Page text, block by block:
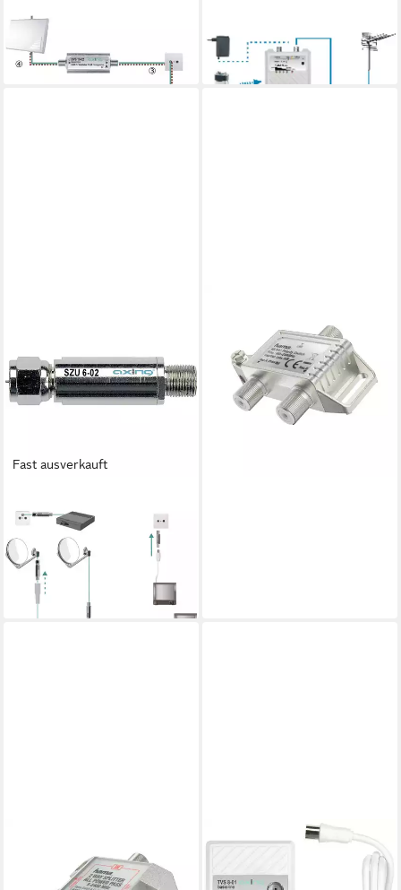
Verstärker BVS 10-02
16,89 €
lieferbar - in 2-3 Werktagen bei dir
ab 29,70 €
lieferbar - in 2-3 Werktagen bei dir
Fast ausverkauft
SAT-Verteiler Axing SZU 6-
02 Überspannungsschutz 1-
fach
9,73 €
lieferbar - in 2-3 Werktagen bei dir
SAT-Verteiler AB-/ SAT
Prioritätsschaltung, aktiver
Vorrangschalter
ab 21,95 €
lieferbar - in 2-3 Werktagen bei dir
SAT-Verteiler SAT-Verteiler,
2-fach, voll geschirmt